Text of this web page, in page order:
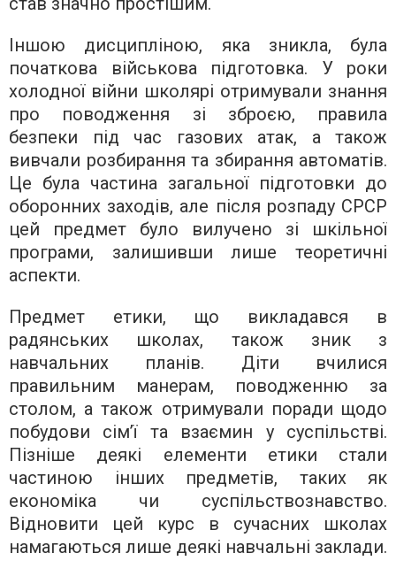
Іншою дисципліною, яка зникла, була
початкова військова підготовка. У роки
холодної війни школярі отримували знання
про поводження зі зброєю, правила
безпеки під час газових атак, а також
вивчали розбирання та збирання автоматів.
Це була частина загальної підготовки до
оборонних заходів, але після розпаду СРСР
цей предмет було вилучено зі шкільної
програми, залишивши лише теоретичні
аспекти.
Предмет етики, що викладався в
радянських школах, також зник з
навчальних планів. Діти вчилися
правильним манерам, поводженню за
столом, а також отримували поради щодо
побудови сім’ї та взаємин у суспільстві.
Пізніше деякі елементи етики стали
частиною інших предметів, таких як
економіка чи суспільствознавство.
Відновити цей курс в сучасних школах
намагаються лише деякі навчальні заклади.